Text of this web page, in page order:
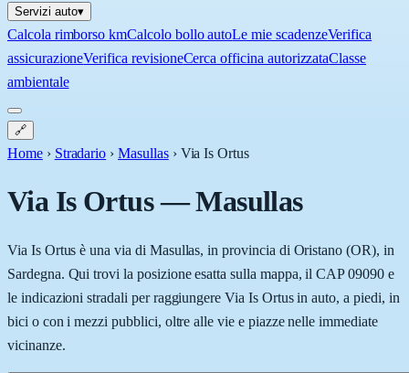
Servizi auto▾
Calcola rimborso kmCalcolo bollo autoLe mie scadenzeVerifica
assicurazioneVerifica revisioneCerca officina autorizzataClasse
ambientale
🔗
Home › Stradario › Masullas › Via Is Ortus
Via Is Ortus—Masullas
Via Is Ortus è una via di Masullas, in provincia di Oristano (OR), in
Sardegna. Qui trovi la posizione esatta sulla mappa, il CAP 09090 e
le indicazioni stradali per raggiungere Via Is Ortus in auto, a piedi, in
bici o con i mezzi pubblici, oltre alle vie e piazze nelle immediate
vicinanze.